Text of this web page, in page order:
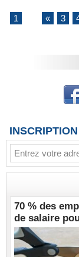
1 « 3
70 % des
de salaire